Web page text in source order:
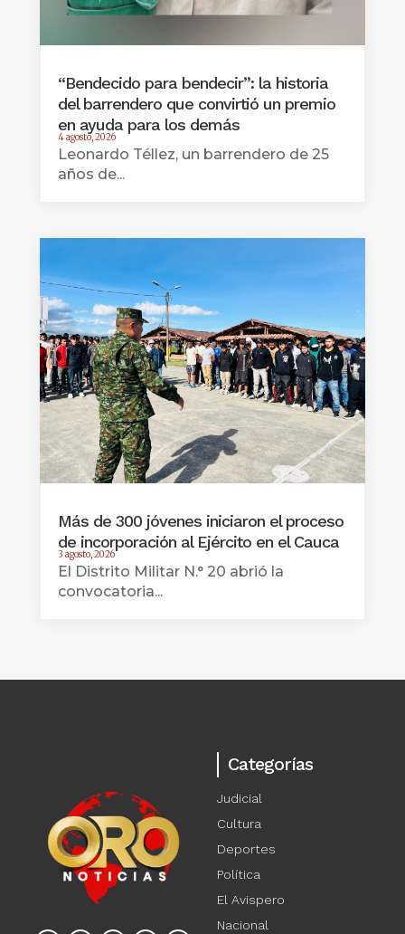
“Bendecido para bendecir”: la historia
del barrendero que convirtió un premio
en ayuda para los demás
4 agosto, 2026
Leonardo Téllez, un barrendero de 25
años de...
Más de 300 jóvenes iniciaron el proceso
de incorporación al Ejército en el Cauca
3 agosto, 2026
El Distrito Militar N.° 20 abrió la
convocatoria...
Categorías
Judicial
Cultura
Deportes
Política
El Avispero
Nacional